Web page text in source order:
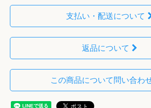
支払い・配送について
返品について
この商品について問い合わ